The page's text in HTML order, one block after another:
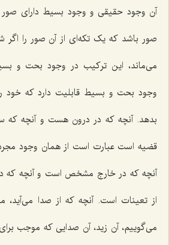
آن وجود حقیقى و وجود بسیط داراى
صور باشد که یک تکه‌اى از آن صور را اگر
مى‌ماند، این ترکیب در وجود بحت و
وجود بحت و بسیط قابلیت دارد که خود
بدهد. آنچه که در درون هست و آنچه که
قضیه است عبارت است از همان وجود
آنچه که در خارج مشخص است و آنچه که
از تعینات است. آنچه که از صدا می‌آید،
می‌گوییم، آن زید، آن صدایى که موجب